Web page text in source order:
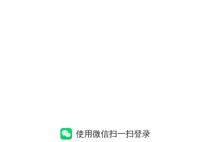
使用微信扫一扫登录